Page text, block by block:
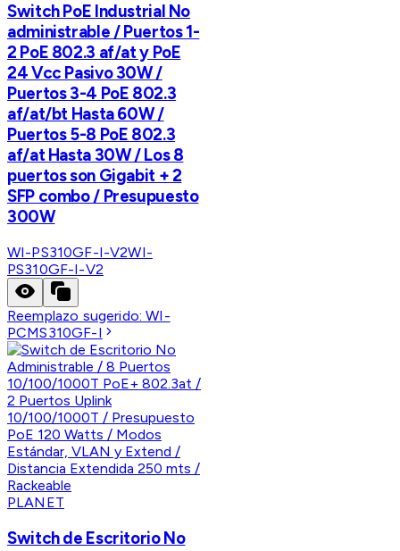
Switch PoE Industrial No
administrable / Puertos 1-
2 PoE 802.3 af/at y PoE
24 Vcc Pasivo 30W /
Puertos 3-4 PoE 802.3
af/at/bt Hasta 60W /
Puertos 5-8 PoE 802.3
af/at Hasta 30W / Los 8
puertos son Gigabit + 2
SFP combo / Presupuesto
300W
WI-PS310GF-I-V2WI-
PS310GF-I-V2
Reemplazo sugerido:WI-
PCMS310GF-I
PLANET
Switch de Escritorio No